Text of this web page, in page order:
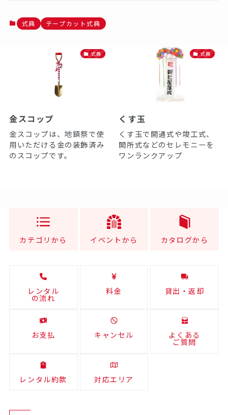
式典 テープカット式典
式典
金スコップ
金スコップは、地鎮祭で使
用いただける金の装飾済み
のスコップです。
式典
くす玉
くす玉で開通式や竣工式、
開所式などのセレモニーを
ワンランクアップ
カテゴリから イベントから カタログから
レンタル
の流れ
料金 貸出・返却
お支払 キャンセル よくある
ご質問
レンタル約款 対応エリア